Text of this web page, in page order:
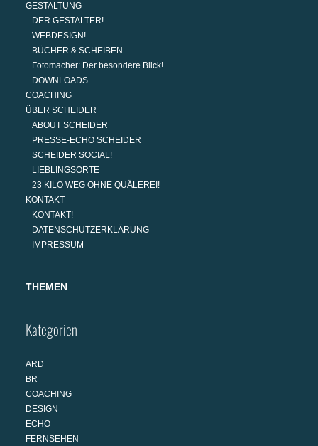
GESTALTUNG
DER GESTALTER!
WEBDESIGN!
BÜCHER & SCHEIBEN
Fotomacher: Der besondere Blick!
DOWNLOADS
COACHING
ÜBER SCHEIDER
ABOUT SCHEIDER
PRESSE-ECHO SCHEIDER
SCHEIDER SOCIAL!
LIEBLINGSORTE
23 KILO WEG OHNE QUÄLEREI!
KONTAKT
KONTAKT!
DATENSCHUTZERKLÄRUNG
IMPRESSUM
THEMEN
Kategorien
ARD
BR
COACHING
DESIGN
ECHO
FERNSEHEN